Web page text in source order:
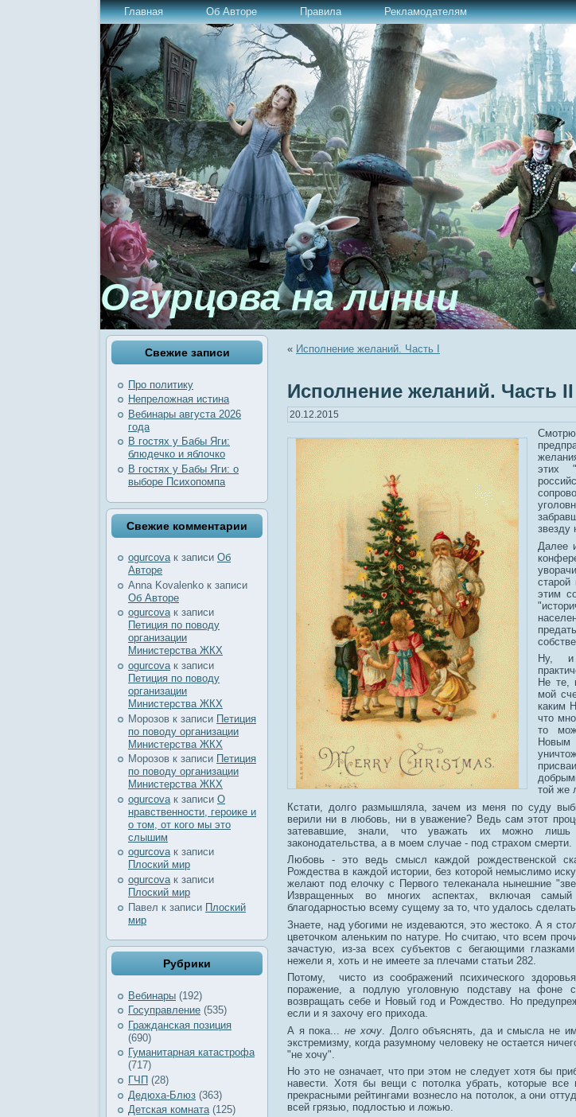
Главная Об Авторе Правила Рекламодателям
Огурцова на линии
Свежие записи
Про политику
Непреложная истина
Вебинары августа 2026
года
В гостях у Бабы Яги:
блюдечко и яблочко
В гостях у Бабы Яги: о
выборе Психопомпа
Свежие комментарии
ogurcovaк записи Об
Авторе
Anna Kovalenko к записи
Об Авторе
ogurcovaк записи
Петиция по поводу
организации
Министерства ЖКХ
ogurcova к записи
Петиция по поводу
организации
Министерства ЖКХ
Морозов к записи Петиция
по поводу организации
Министерства ЖКХ
Морозов к записи Петиция
по поводу организации
Министерства ЖКХ
ogurcova к записи О
нравственности, героике и
о том, от кого мы это
слышим
ogurcovaк записи
Плоский мир
ogurcova к записи
Плоский мир
Павел к записи Плоский
мир
Рубрики
Вебинары (192)
Госуправление (535)
Гражданская позиция
(690)
Гуманитарная катастрофа
(717)
ГЧП (28)
Дедюха-Блюз (363)
Детская комната(125)
« Исполнение желаний. Часть I
Исполнение желаний. Часть II
20.12.2015
этих
звезду
Далее
старой
этим
Ну, и
Не те,
мой
каким
что
то
Новым
той же
Кстати, долго размышляла, зачем из меня по суду
верили ни в любовь, ни в уважение? Ведь сам этот
затевавшие, знали, что уважать их можно лишь
законодательства, а в моем случае - под страхом смерти.
Любовь - это ведь смысл каждой рождественской
Рождества в каждой истории, без которой немыслимо
желают под елочку с Первого телеканала нынешние
Извращенных во многих аспектах, включая
благодарностью всему сущему за то, что удалось
Знаете, над убогими не издеваются, это жестоко. А я
цветочком аленьким по натуре. Но считаю, что всем
зачастую, из-за всех субъектов с бегающими
нежели я, хоть и не имеете за плечами статьи 282.
Потому, чисто из соображений психического
поражение, а подлую уголовную подставу на фоне
возвращать себе и Новый год и Рождество. Но
если и я захочу его прихода.
А я пока...не хочу. Долго объяснять, да и смысла не
экстремизму, когда разумному человеку не остается
"не хочу".
Но это не означает, что при этом не следует хотя бы
навести. Хотя бы вещи с потолка убрать, которые
прекрасными рейтингами вознесло на потолок, а они
всей грязью, подлостью и ложью.